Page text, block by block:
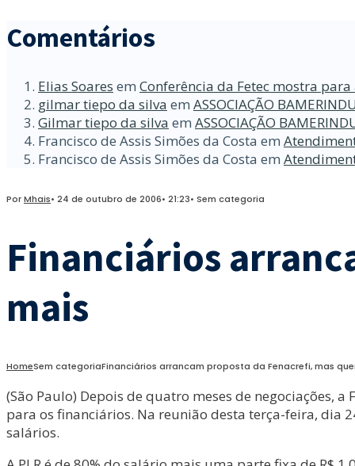
Comentários
Elias Soares em Conferência da Fetec mostra
gilmar tiepo da silva em ASSOCIAÇÃO
Gilmar tiepo da silva em ASSOCIAÇÃO
Francisco de Assis Simões da Costa em
Francisco de Assis Simões da Costa em
PorMhais• 24 de outubro de 2006• 21:23• Sem categoria
Financiários
mais
HomeSem categoriaFinanciários arrancam proposta da Fenacrefi, mas
(São Paulo) Depois de quatro meses de negociações,
para os financiários. Na reunião desta terça-feira, dia
salários.